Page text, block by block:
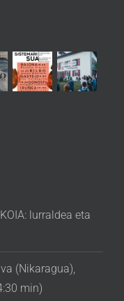
lurraldea eta
(Nikaragua),
min)